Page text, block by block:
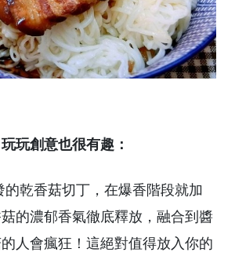
玩創意也很有趣：
的乾香菇切丁，在爆香階段就加
的濃郁香氣徹底釋放，融合到醬
人會瘋狂！這絕對值得放入你的